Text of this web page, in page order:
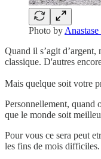
Photo by
Quand il s’agit
classique. D'autres
Mais quelque soit votre
Personnellement, quand
que le monde soit
Pour vous ce sera peut
les fins de mois difficiles.